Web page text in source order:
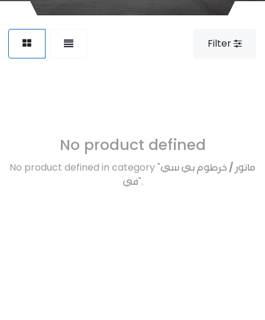
Filter
No product defined
No product defined in category "ماتور / خرطوم بي سي
في".